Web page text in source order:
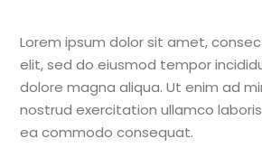
Lorem ipsum dolor sit amet,
elit, sed do eiusmod tempor
dolore magna aliqua. Ut enim ad
nostrud exercitation ullamco
ea commodo consequat.